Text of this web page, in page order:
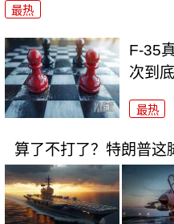
最热
F-35
次到
最热
算了不打了？特朗普这